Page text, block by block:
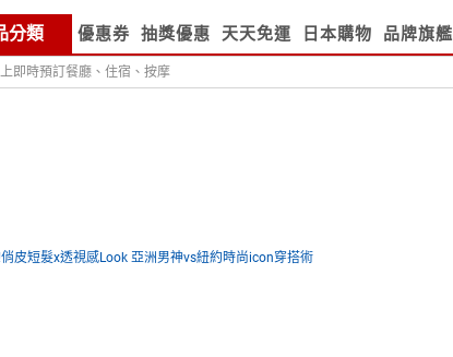
分類 優惠券 抽獎優惠 天天免運 日本購物 品牌旗艦
即時預訂餐廳、住宿、按摩
皮短髮x透視感Look 亞洲男神vs紐約時尚icon穿搭術